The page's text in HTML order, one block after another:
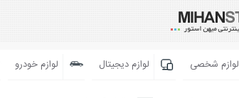
لوازم شخصی لوازم دیجیتال لوازم خودرو